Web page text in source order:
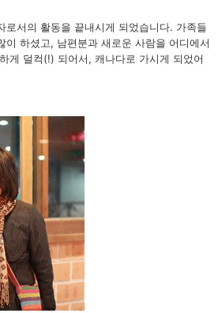
서의 활동을 끝내시게 되었습니다. 가족들
하셨고, 남편분과 새로운 사람을 어디에서
게 덜컥(!) 되어서, 캐나다로 가시게 되었어